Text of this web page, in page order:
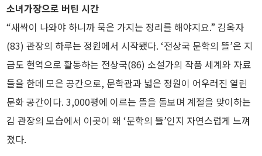
소녀가장으로 버틴 시간
“새싹이 나와야 하니까 묵은 가지는 정리를 해야지요.” 김옥자
(83) 관장의 하루는 정원에서 시작됐다. ‘전상국 문학의 뜰’은 지
금도 현역으로 활동하는 전상국(86) 소설가의 작품 세계와 자료
들을 한데 모은 공간으로, 문학관과 넓은 정원이 어우러진 열린
문화 공간이다. 3,000평에 이르는 뜰을 돌보며 계절을 맞이하는
김 관장의 모습에서 이곳이 왜 ‘문학의 뜰’인지 자연스럽게 느껴
졌다.